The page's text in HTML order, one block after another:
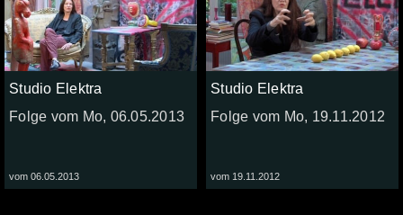
Studio Elektra
Folge vom Mo, 06.05.2013
vom 06.05.2013
Studio Elektra
Folge vom Mo, 19.11.2012
vom 19.11.2012